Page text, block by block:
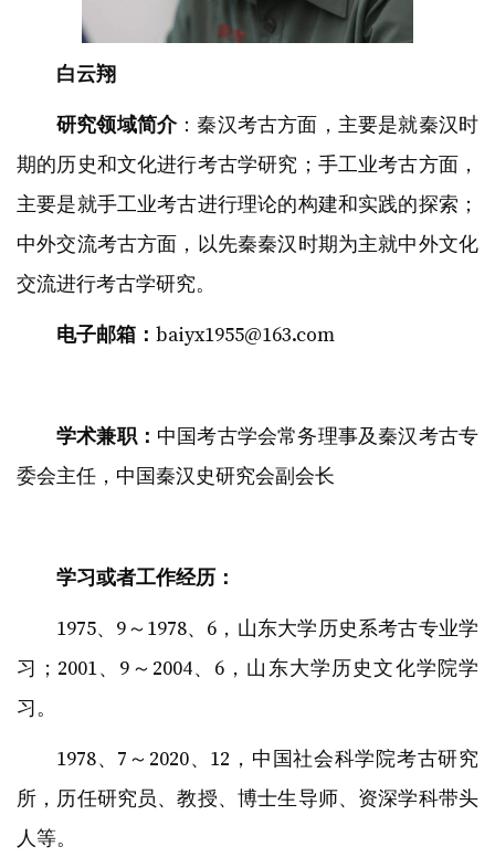
白云翔
研究领域简介：秦汉考古方面，主要是就秦汉时
期的历史和文化进行考古学研究；手工业考古方面，
主要是就手工业考古进行理论的构建和实践的探索；
中外交流考古方面，以先秦秦汉时期为主就中外文化
交流进行考古学研究。
电子邮箱： baiyx1955@163.com
学术兼职： 中国考古学会常务理事及秦汉考古专
委会主任，中国秦汉史研究会副会长
学习或者工作经历：
1975、9～1978、6，山东大学历史系考古专业学
习；2001、9～2004、6，山东大学历史文化学院学
习。
1978、7～2020、12，中国社会科学院考古研究
所，历任研究员、教授、博士生导师、资深学科带头
人等。